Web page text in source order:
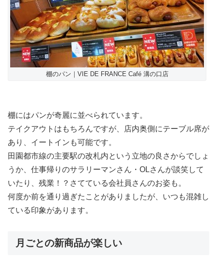
棚のパン｜VIE DE FRANCE Café 溝の口店
棚にはパンが奇麗に並べられています。
テイクアウトはもちろんですが、店内奥側にテーブル席が
あり、イートインも可能です。
田園都市線の主要駅の改札内という立地の良さからでしょ
うか、仕事帰りのサラリーマンさん・OLさんが談笑して
いたり、残業！？さてている会社員さんのお姿も。
何度か前を通り過ぎたことがありましたが、いつも混雑し
ている印象があります。
月ごとの新商品が楽しい